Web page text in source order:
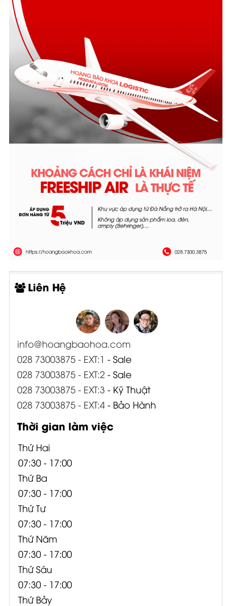
Liên Hệ
info@hoangbaohoa.com
028 73003875 - EXT:1 - Sale
028 73003875 - EXT:2- Sale
028 73003875 - EXT:3 - Kỹ Thuật
028 73003875 - EXT:4- Bảo Hành
Thời gian làm việc
Thứ Hai
07:30 - 17:00
Thứ Ba
07:30 - 17:00
Thứ Tư
07:30 - 17:00
Thứ Năm
07:30 - 17:00
Thứ Sáu
07:30 - 17:00
Thứ Bảy